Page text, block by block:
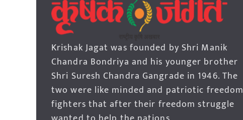
Krishak Jagat was founded by Shri Manik
Chandra Bondriya and his younger brother
Shri Suresh Chandra Gangrade in 1946. The
two were like minded and patriotic freedom
fighters that after their freedom struggle